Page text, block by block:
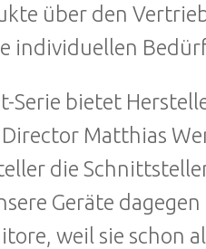
über den
individuellen
Serie bietet
Matthias
die
Geräte
weil sie schon